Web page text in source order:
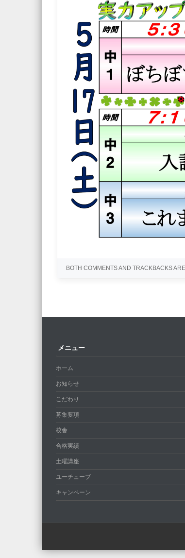
BOTH COMMENTS AND TRACKBACKS
メニュー
ホーム
お知らせ
こだわり
募集要項
校舎
合格実績
土曜講座
ユーチューブ
キャンペーン